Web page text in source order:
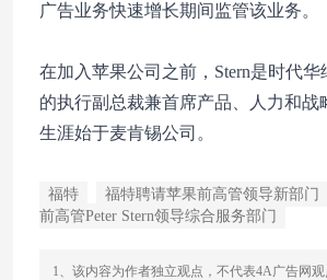
广告业务快速增长期间监管该业务。
在加入苹果公司之前，Stern是时代华
的执行副总裁兼首席产品、人力和战
生涯始于麦肯锡公司。
福特 福特聘请苹果前高管领导新部门
前高管Peter Stern领导综合服务部门
1、该内容为作者独立观点，不代表4A广告网